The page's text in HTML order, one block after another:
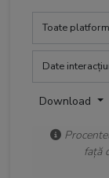
Download
față